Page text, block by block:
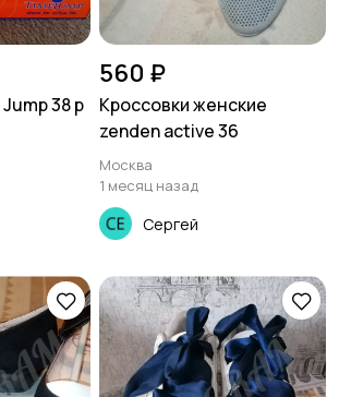
38 р
560 ₽
Кроссовки женские
zenden active 36
Москва
1 месяц назад
Сергей